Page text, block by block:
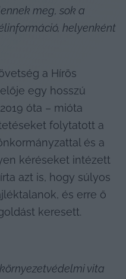
meg, sok a
helyenként
a Hírös
egy hosszú
óta – mióta
folytatott a
és a
kéréseket intézett
azt is, hogy súlyos
és erre ő
keresett.
vita